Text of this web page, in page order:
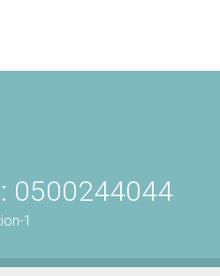
0500244044
1